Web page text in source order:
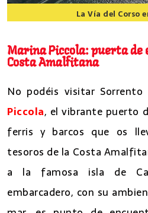
La Vía del Corso
Marina Piccola: puerta de
Costa Amalfitana
No podéis visitar
Piccola, el vibrante puerto
ferris y barcos que os
tesoros de la Costa
a la famosa isla de
embarcadero, con su